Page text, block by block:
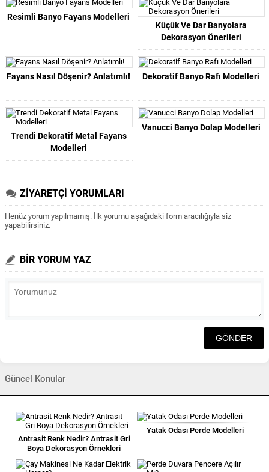
Resimli Banyo Fayans Modelleri
Küçük Ve Dar Banyolara
Dekorasyon Önerileri
Fayans Nasıl Döşenir? Anlatımlı! Dekoratif Banyo Rafı Modelleri
Trendi Dekoratif Metal Fayans
Modelleri
Vanucci Banyo Dolap Modelleri
ZİYARETÇİ YORUMLARI
Henüz yorum yapılmamış. İlk yorumu aşağıdaki form aracılığıyla siz
yapabilirsiniz.
BİR YORUM YAZ
Güncel Konular
Antrasit Renk Nedir? Antrasit Gri
Boya Dekorasyon Örnekleri
Yatak Odası Perde Modelleri